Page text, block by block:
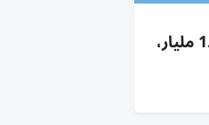
تصرفات عقارات دبي أسبوعياً 15.63 مليار درهم عبر 4330 صفقة؛ مبيعات 11 مليار، رهون 3.3 مليار، هبات 1.33 مليار،